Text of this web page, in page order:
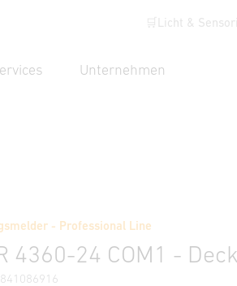
🛒Licht &
Unternehmen
- Professional Line
4360-24 COM1 -
Zubehör